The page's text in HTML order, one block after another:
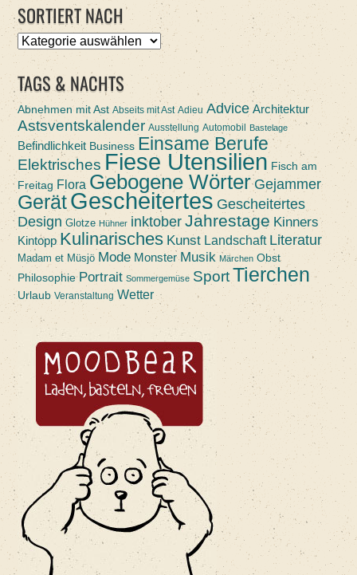
SORTIERT NACH
Sortiert
TAGS & NACHTS
Abnehmen mit Ast Abseits mit Ast Adieu Advice Architektur
Astsventskalender Ausstellung Automobil Bastelage
Befindlichkeit Business Einsame Berufe
Elektrisches Fiese Utensilien Fisch am
Freitag Flora Gebogene Wörter Gejammer
GerätGescheitertes Gescheitertes
Design Glotze Hühner inktober Jahrestage Kinners
Kintopp Kulinarisches Kunst Landschaft Literatur
Madam et Müsjö Mode Monster Musik Märchen Obst
Philosophie Portrait Sommergemüse Sport Tierchen
Urlaub Veranstaltung Wetter